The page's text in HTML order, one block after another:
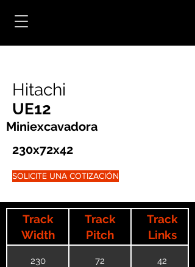
Hitachi
UE12
Miniexcavadora
230x72x42
SOLICITE UNA COTIZACIÓN
Track
Width
Track
Pitch
Track
Links
230 72 42